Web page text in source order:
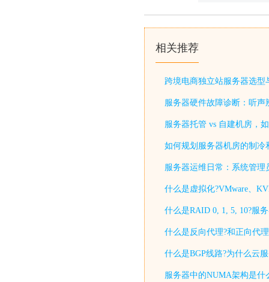
相关推荐
跨境电商独立站服务器选型
服务器硬件故障诊断：听声
服务器托管 vs 自建机房，
如何规划服务器机房的制冷
服务器运维日常：系统管理
什么是虚拟化?VMware、
什么是RAID 0, 1, 5, 10?服
什么是反向代理?和正向代
什么是BGP线路?为什么云
服务器中的NUMA架构是什